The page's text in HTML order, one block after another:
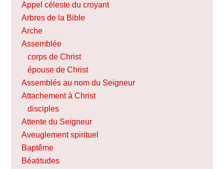
Appel céleste du croyant
Arbres de la Bible
Arche
Assemblée
corps de Christ
épouse de Christ
Assemblés au nom du Seigneur
Attachement à Christ
disciples
Attente du Seigneur
Aveuglement spirituel
Baptême
Béatitudes